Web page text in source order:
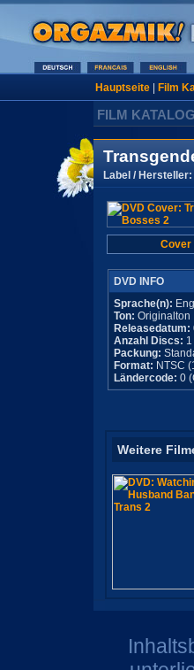
Hauptseite| Film
FILM
Label / Hersteller:
Cover
DVD INFO
Sprache(n):
Ton: Originalton
Releasedatum:
Anzahl Discs: 1
Packung:
Format: NTSC
Ländercode: 0
Weitere